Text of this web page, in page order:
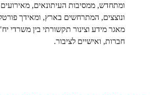
ומתחדש, ממסיבות העיתונאים,
ונוצצים, המתרחשים בארץ, ומאידך
מאגר מידע וצינור תקשורתי בין משרדי
חברות, ואישיים לציבור.